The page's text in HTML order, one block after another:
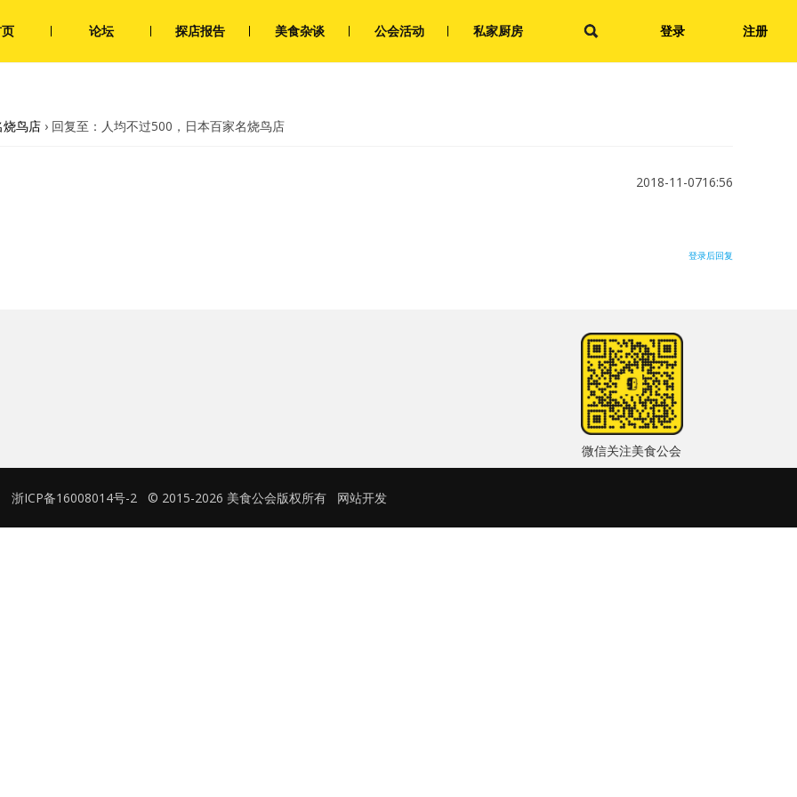
登录 注册
论坛 探店报告 美食杂谈 公会活动 私家厨房
烧鸟店 › 回复至：人均不过500，日本百家名烧鸟店
2018-11-0716:56
登录后回复
微信关注美食公会
浙ICP备16008014号-2 © 2015-2026 美食公会版权所有 网站开发